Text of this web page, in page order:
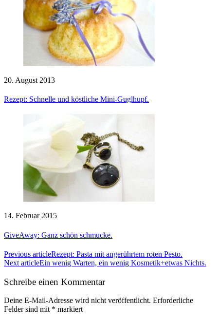
20. August 2013
Rezept: Schnelle und köstliche Mini-Guglhupf.
14. Februar 2015
GiveAway: Ganz schön schmucke.
Previous articleRezept: Pasta mit angerührtem roten Pesto.
Next articleEin wenig Warten, ein wenig Kosmetik+etwas Nichts.
Schreibe einen Kommentar
Deine E-Mail-Adresse wird nicht veröffentlicht. Erforderliche
Felder sind mit * markiert